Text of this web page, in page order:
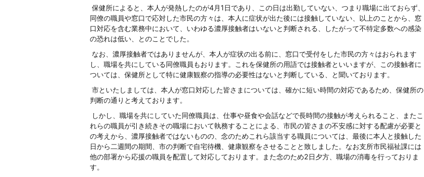
保健所によると、本人が発熱したのが4月1日であり、この日は出勤していない、つまり職場に出ておらず、
同僚の職員や窓口で応対した市民の方々は、本人に症状が出た後には接触していない、以上のことから、窓
口対応を含む業務中において、いわゆる濃厚接触者はいないと判断される、したがって不特定多数への感染
の恐れは低い、とのことでした。
なお、濃厚接触者ではありませんが、本人が症状の出る前に、窓口で受付をした市民の方々はおられます
し、職場を共にしている同僚職員もおります。これを保健所の用語では接触者といいますが、この接触者に
ついては、保健所として特に健康観察の指導の必要性はないと判断している、と聞いております。
市といたしましては、本人が窓口対応した皆さまについては、確かに短い時間の対応であるため、保健所の
判断の通りと考えております。
しかし、職場を共にしていた同僚職員は、仕事や昼食や会話などで長時間の接触が考えられること、またこ
れらの職員が引き続きその職場において執務することによる、市民の皆さまの不安感に対する配慮が必要と
の考えから、濃厚接触者ではないものの、念のためこれら該当する職員については、最後に本人と接触した
日から二週間の期間、市の判断で自宅待機、健康観察をさせることと致しました。なお支所市民福祉課には
他の部署から応援の職員を配置して対応しております。また念のため2日夕方、職場の消毒を行っておりま
す。